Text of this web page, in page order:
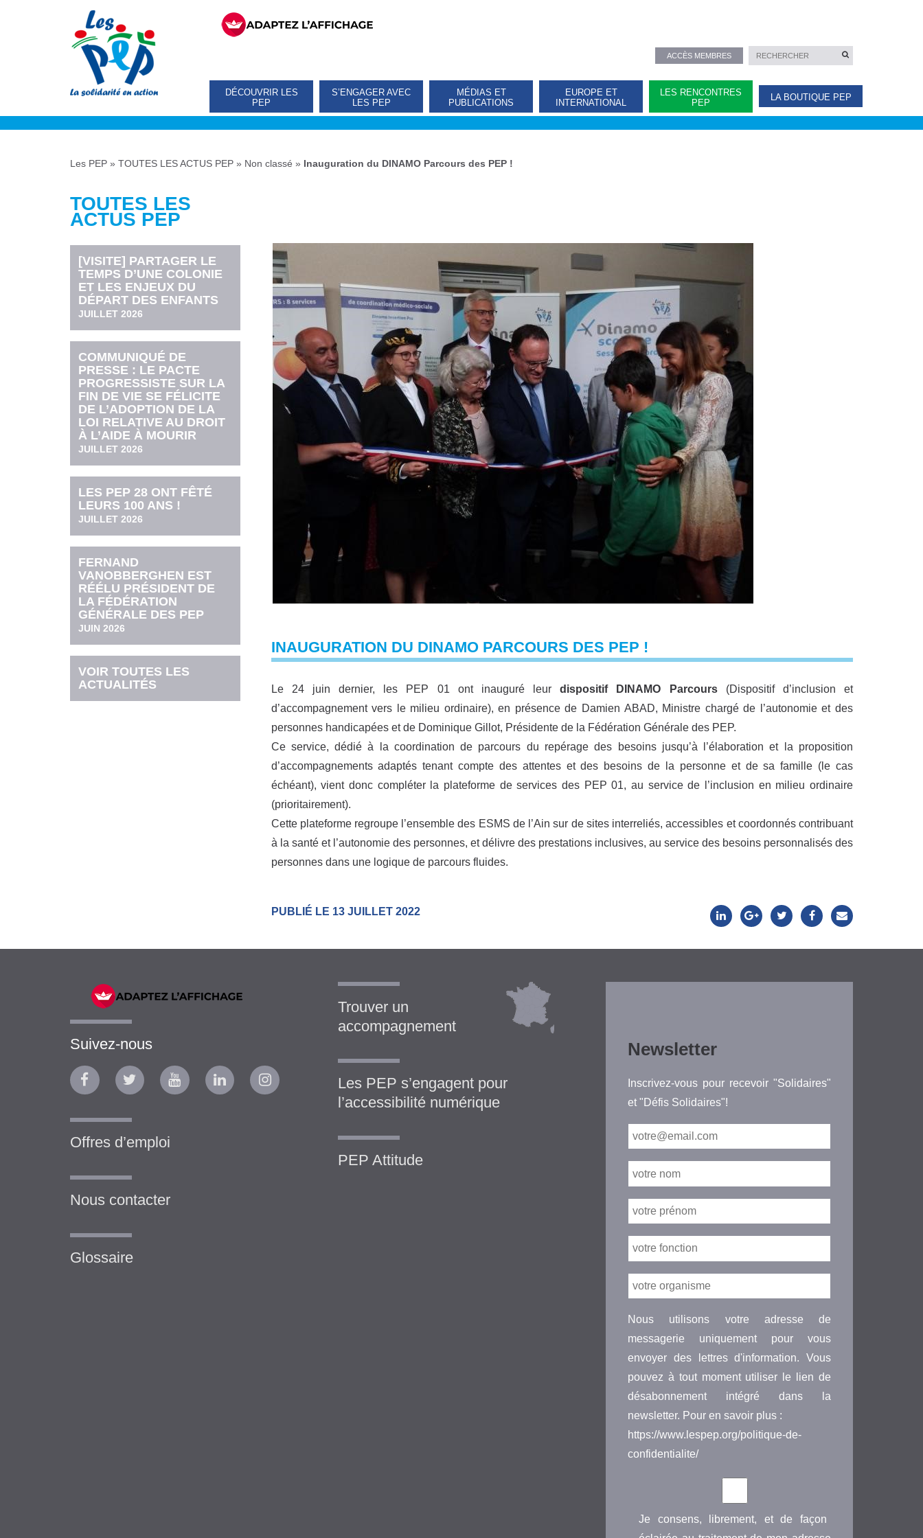
ACCÈS MEMBRES
DÉCOUVRIR LES
PEP
S’ENGAGER AVEC
LES PEP
MÉDIAS ET
PUBLICATIONS
EUROPE ET
INTERNATIONAL
LES RENCONTRES
PEP
LA BOUTIQUE PEP
Les PEP » TOUTES LES ACTUS PEP » Non classé » Inauguration du DINAMO Parcours des PEP !
TOUTES LES
ACTUS PEP
[VISITE] PARTAGER LE
TEMPS D’UNE COLONIE
ET LES ENJEUX DU
DÉPART DES ENFANTS
JUILLET 2026
COMMUNIQUÉ DE
PRESSE : LE PACTE
PROGRESSISTE SUR LA
FIN DE VIE SE FÉLICITE
DE L’ADOPTION DE LA
LOI RELATIVE AU DROIT
À L’AIDE À MOURIR
JUILLET 2026
LES PEP 28 ONT FÊTÉ
LEURS 100 ANS !
JUILLET 2026
FERNAND
VANOBBERGHEN EST
RÉÉLU PRÉSIDENT DE
LA FÉDÉRATION
GÉNÉRALE DES PEP
JUIN 2026
VOIR TOUTES LES
ACTUALITÉS
INAUGURATION DU DINAMO PARCOURS DES PEP !
Le 24 juin dernier, les PEP 01 ont inauguré leurdispositif DINAMO Parcours(Dispositif d’inclusion et
d’accompagnement vers le milieu ordinaire), en présence de Damien ABAD, Ministre chargé de l’autonomie et des
personnes handicapées et de Dominique Gillot, Présidente de la Fédération Générale des PEP.
Ce service, dédié à la coordination de parcours du repérage des besoins jusqu’à l’élaboration et la proposition
d’accompagnements adaptés tenant compte des attentes et des besoins de la personne et de sa famille (le cas
échéant), vient donc compléter la plateforme de services des PEP 01, au service de l’inclusion en milieu ordinaire
(prioritairement).
Cette plateforme regroupe l’ensemble des ESMS de l’Ain sur de sites interreliés, accessibles et coordonnés contribuant
à la santé et l’autonomie des personnes, et délivre des prestations inclusives, au service des besoins personnalisés des
personnes dans une logique de parcours fluides.
PUBLIÉ LE 13 JUILLET 2022
Suivez-nous
Offres d’emploi
Nous contacter
Glossaire
Trouver un
accompagnement
Les PEP s’engagent pour
l’accessibilité numérique
PEP Attitude
Newsletter
Inscrivez-vous pour recevoir "Solidaires"
et "Défis Solidaires"!
Nous utilisons votre adresse de
messagerie uniquement pour vous
envoyer des lettres d'information. Vous
pouvez à tout moment utiliser le lien de
désabonnement intégré dans la
newsletter. Pour en savoir plus :
https://www.lespep.org/politique-de-
confidentialite/
Je consens, librement, et de façon